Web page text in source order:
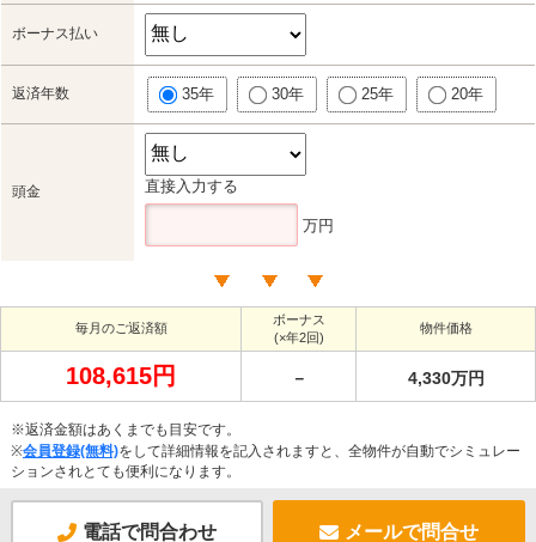
ボーナス払い
返済年数 35年 30年 25年 20年
頭金 直接入力する
万円
毎月のご返済額
ボーナス
(×年2回)
物件価格
108,615円 － 4,330万円
※返済金額はあくまでも目安です。
※会員登録(無料)をして詳細情報を記入されますと、全物件が自動でシミュレー
ションされとても便利になります。
電話で問合わせ メールで問合せ